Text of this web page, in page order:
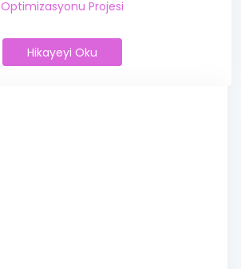
Optimizasyonu Projesi
Hikayeyi OkuPegasus, GTech Yapay Zeka